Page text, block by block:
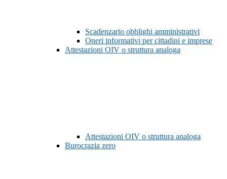
Scadenzario obblighi amministrativi
Oneri informativi per cittadini e imprese
Attestazioni OIV o struttura analoga
Attestazioni OIV o struttura analoga
Burocrazia zero